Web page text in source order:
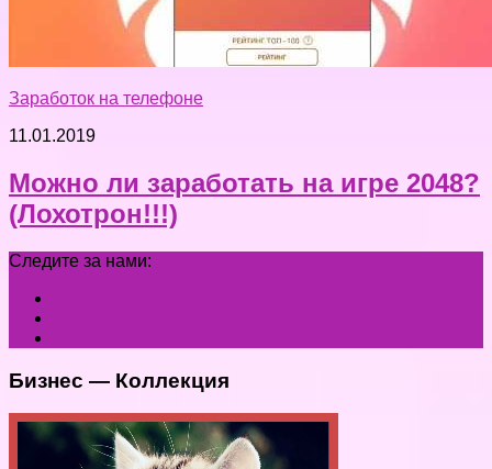
Заработок на телефоне
11.01.2019
Можно ли заработать на игре 2048?
(Лохотрон!!!)
Следите за нами:
Бизнес — Коллекция